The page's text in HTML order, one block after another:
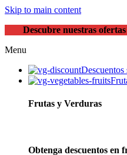
Skip to main content
Descubre nuestras
Menu
Descuentos
Frutas y Verduras
Obtenga descuentos en